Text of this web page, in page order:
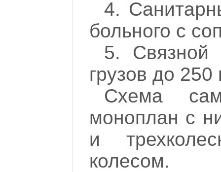
4.
больного с
5.
грузов до 250
Схема
моноплан с
и
колесом.